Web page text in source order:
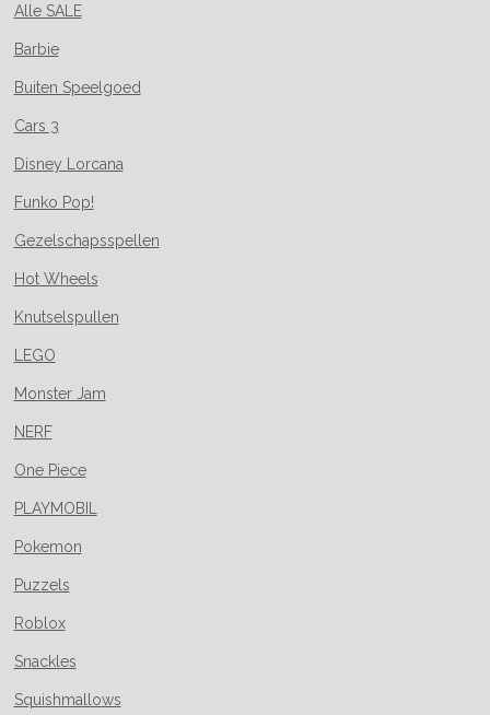
Alle SALE
Barbie
Buiten Speelgoed
Cars 3
Disney Lorcana
Funko Pop!
Gezelschapsspellen
Hot Wheels
Knutselspullen
LEGO
Monster Jam
NERF
One Piece
PLAYMOBIL
Pokemon
Puzzels
Roblox
Snackles
Squishmallows